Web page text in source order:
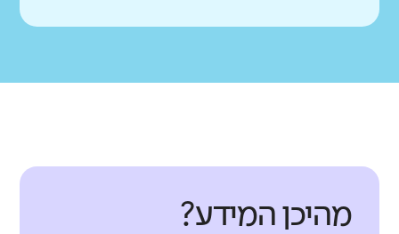
מהיכן המידע?